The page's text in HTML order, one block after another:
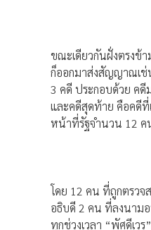
ขณะเดียวกันฝั่งตรงข้
ก็ออกมาส่งสัญญาณเช่
3 คดี ประกอบด้วย ค
และคดีสุดท้าย คือคดีที่
หน้าที่รัฐจำนวน 12 ค
โดย 12 คน ที่ถูกตรว
อธิบดี 2 คน ที่ลงนามอ
ทุกช่วงเวลา “พัศดีเว